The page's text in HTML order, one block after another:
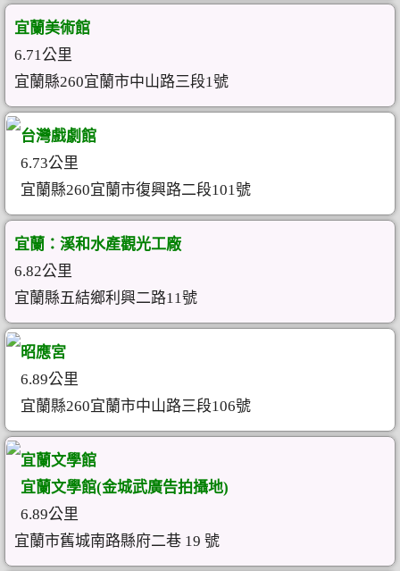
宜蘭美術館
6.71公里
宜蘭縣260宜蘭市中山路三段1號
台灣戲劇館
6.73公里
宜蘭縣260宜蘭市復興路二段101號
宜蘭：溪和水產觀光工廠
6.82公里
宜蘭縣五結鄉利興二路11號
昭應宮
6.89公里
宜蘭縣260宜蘭市中山路三段106號
宜蘭文學館
宜蘭文學館(金城武廣告拍攝地)
6.89公里
宜蘭市舊城南路縣府二巷 19 號